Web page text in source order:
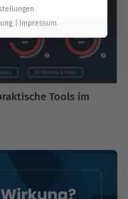
Tools im
Impressum